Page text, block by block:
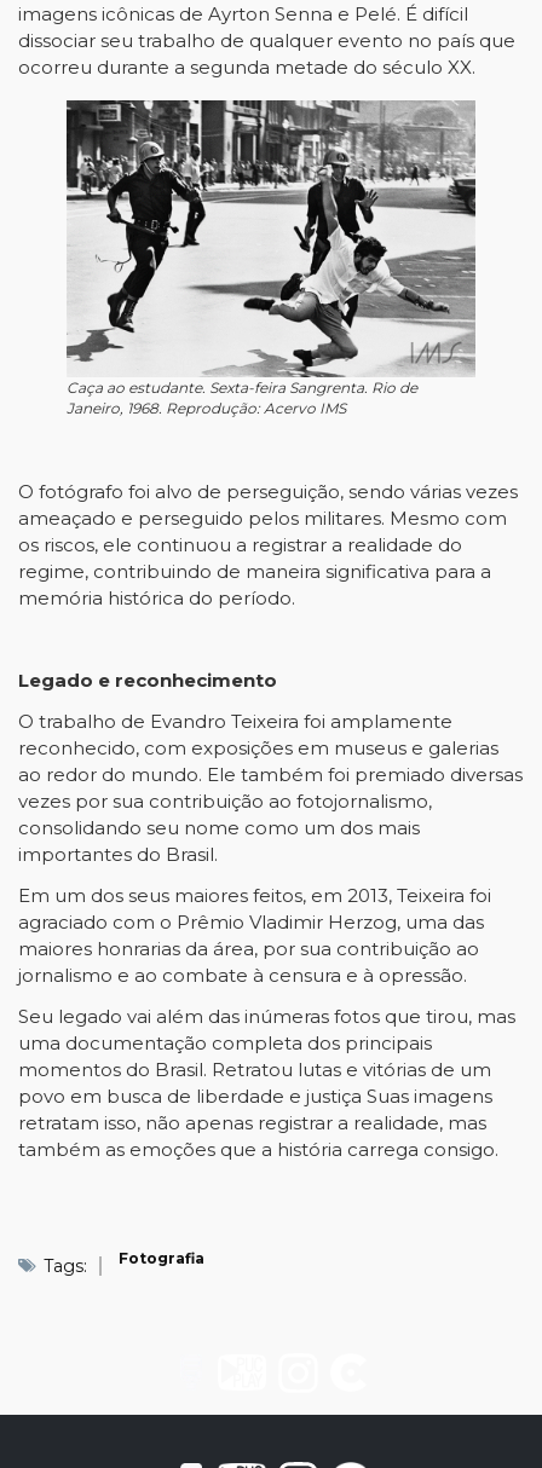
imagens icônicas de Ayrton Senna e Pelé. É difícil
dissociar seu trabalho de qualquer evento no país que
ocorreu durante a segunda metade do século XX.
Caça ao estudante. Sexta-feira Sangrenta. Rio de
Janeiro, 1968. Reprodução: Acervo IMS
O fotógrafo foi alvo de perseguição, sendo várias vezes
ameaçado e perseguido pelos militares. Mesmo com
os riscos, ele continuou a registrar a realidade do
regime, contribuindo de maneira significativa para a
memória histórica do período.
Legado e reconhecimento
O trabalho de Evandro Teixeira foi amplamente
reconhecido, com exposições em museus e galerias
ao redor do mundo. Ele também foi premiado diversas
vezes por sua contribuição ao fotojornalismo,
consolidando seu nome como um dos mais
importantes do Brasil.
Em um dos seus maiores feitos, em 2013, Teixeira foi
agraciado com o Prêmio Vladimir Herzog, uma das
maiores honrarias da área, por sua contribuição ao
jornalismo e ao combate à censura e à opressão.
Seu legado vai além das inúmeras fotos que tirou, mas
uma documentação completa dos principais
momentos do Brasil. Retratou lutas e vitórias de um
povo em busca de liberdade e justiça Suas imagens
retratam isso, não apenas registrar a realidade, mas
também as emoções que a história carrega consigo.
Tags: Fotografia